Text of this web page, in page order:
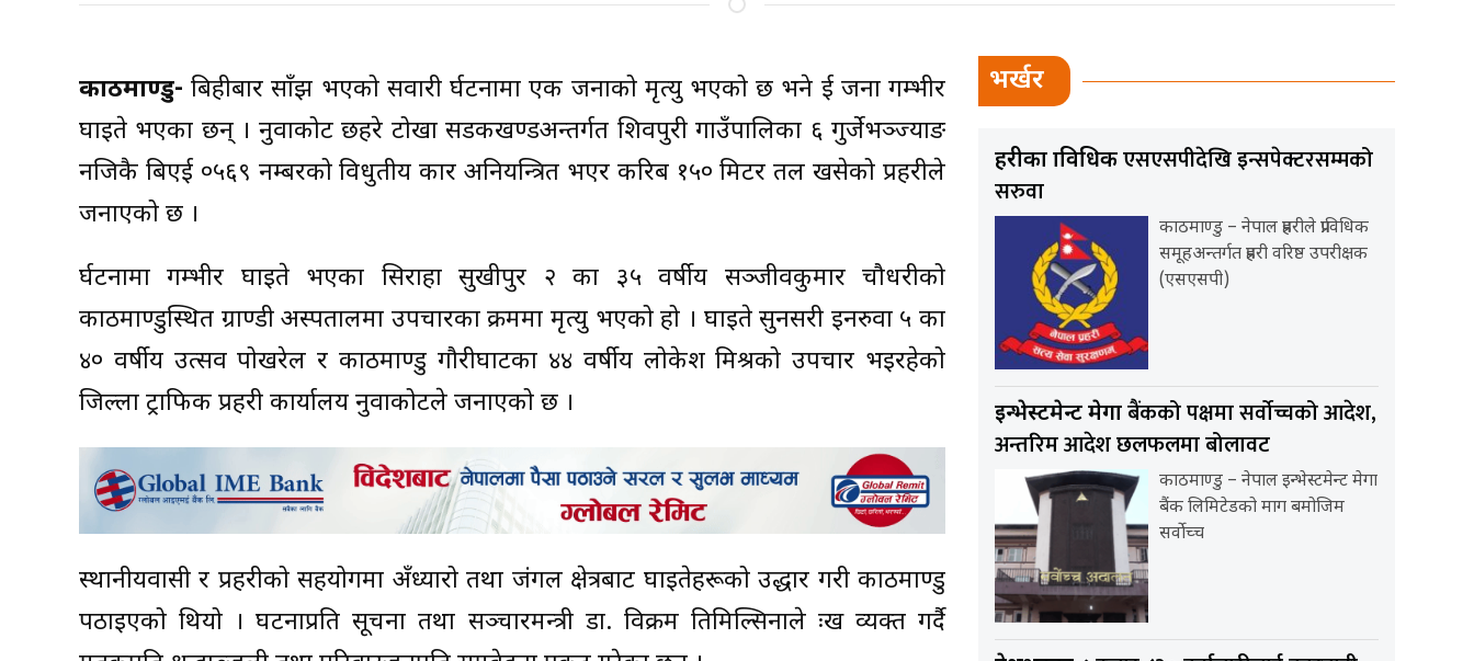
काठमाण्डु- बिहीबार साँझ भएको सवारी दुर्घटनामा एक जनाको मृत्यु भएको छ भने दुई जना गम्भीर
घाइते भएका छन् । नुवाकोट छहरे टोखा सडकखण्डअन्तर्गत शिवपुरी गाउँपालिका ६ गुर्जेभञ्ज्याङ
नजिकै बिएई ०५६९ नम्बरको विधुतीय कार अनियन्त्रित भएर करिब १५० मिटर तल खसेको प्रहरीले
जनाएको छ ।
दुर्घटनामा गम्भीर घाइते भएका सिराहा सुखीपुर २ का ३५ वर्षीय सञ्जीवकुमार चौधरीको
काठमाण्डुस्थित ग्राण्डी अस्पतालमा उपचारका क्रममा मृत्यु भएको हो । घाइते सुनसरी इनरुवा ५ का
४० वर्षीय उत्सव पोखरेल र काठमाण्डु गौरीघाटका ४४ वर्षीय लोकेश मिश्रको उपचार भइरहेको
जिल्ला ट्राफिक प्रहरी कार्यालय नुवाकोटले जनाएको छ ।
स्थानीयवासी र प्रहरीको सहयोगमा अँध्यारो तथा जंगल क्षेत्रबाट घाइतेहरूको उद्धार गरी काठमाण्डु
पठाइएको थियो । घटनाप्रति सूचना तथा सञ्चारमन्त्री डा. विक्रम तिमिल्सिनाले दुःख व्यक्त गर्दै
भर्खर
प्रहरीका प्राविधिकएसएसपीदेखि इन्सपेक्टरसम्मको
सरुवा
काठमाण्डु – नेपाल प्रहरीले प्राविधिक
समूहअन्तर्गत प्रहरी वरिष्ठ उपरीक्षक
(एसएसपी)
इन्भेस्टमेन्ट मेगाबैंकको पक्षमा सर्वाेच्चको आदेश,
अन्तरिम आदेश छलफलमा बोलावट
काठमाण्डु – नेपाल इन्भेस्टमेन्ट मेगा
बैंक लिमिटेडको माग बमोजिम
सर्वोच्च